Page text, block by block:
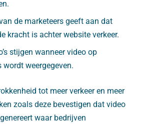
de marketeers geeft aan dat
kracht is achter website verkeer.
stijgen wanneer video op
wordt weergegeven.
tot meer verkeer en meer
zoals deze bevestigen dat video
waar bedrijven